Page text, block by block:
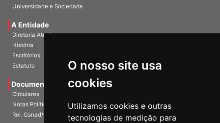
O nosso site usa
cookies
Utilizamos cookies e outras
tecnologias de medição para
Universidade e Sociedade
A Entidade
Diretoria Atual
História
Escritórios
Estatuto
Documentos
Circulares
Notas Políticas
Rel. Conad/Congresso